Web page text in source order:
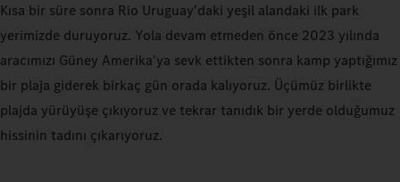
Kısa bir süre sonra Rio Uruguay'daki yeşil alandaki ilk park
yerimizde duruyoruz. Yola devam etmeden önce 2023 yılında
aracımızı Güney Amerika'ya sevk ettikten sonra kamp yaptığımız
bir plaja giderek birkaç gün orada kalıyoruz. Üçümüz birlikte
plajda yürüyüşe çıkıyoruz ve tekrar tanıdık bir yerde olduğumuz
hissinin tadını çıkarıyoruz.